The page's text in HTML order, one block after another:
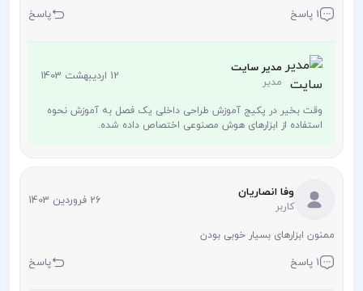
1 پاسخ پاسخ
مدیر سایت
مدیر 12 اردیبهشت 1403
وقت بخیر در پکیج آموزش طراحی داخلی یک فصل به آموزش نحوه
استفاده از ابزارهای هوش مصنوعی اختصاص داده شده.
وفا انصاریان
کاربر 26 فروردین 1403
ممنون ابزارهای بسیار خوبی بودن
1 پاسخ پاسخ